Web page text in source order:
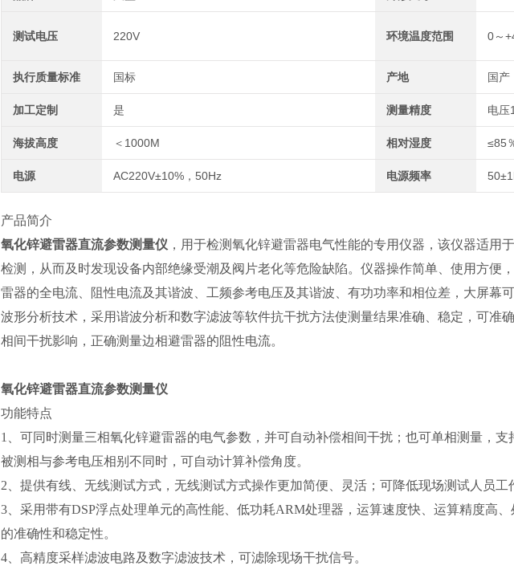
测试电压 220V 环境温度范围 0～
执行质量标准 国标 产地 国产
加工定制 是 测量精度 电压
海拔高度 ＜1000M 相对湿度 ≤85
电源 AC220V±10%，50Hz 电源频率
产品简介
氧化锌避雷器直流参数测量仪 ，用于检测氧化锌避雷器电气性能的专用仪器，该仪器适用
检测，从而及时发现设备内部绝缘受潮及阀片老化等危险缺陷。仪器操作简单、使用方便
雷器的全电流、阻性电流及其谐波、工频参考电压及其谐波、有功功率和相位差，大屏幕
波形分析技术，采用谐波分析和数字滤波等软件抗干扰方法使测量结果准确、稳定，可准
相间干扰影响，正确测量边相避雷器的阻性电流。
氧化锌避雷器直流参数测量仪
功能特点
1、可同时测量三相氧化锌避雷器的电气参数，并可自动补偿相间干扰；也可单相测量，
被测相与参考电压相别不同时，可自动计算补偿角度。
2、提供有线、无线测试方式，无线测试方式操作更加简便、灵活；可降低现场测试人员工
3、采用带有DSP浮点处理单元的高性能、低功耗ARM处理器，运算速度快、运算精度高
的准确性和稳定性。
4、高精度采样滤波电路及数字滤波技术，可滤除现场干扰信号。